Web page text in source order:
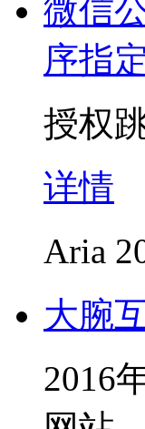
微信
序指
授权
详情
Aria
大腕
2016